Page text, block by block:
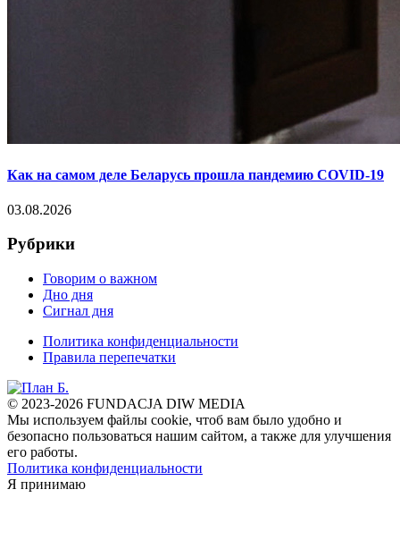
Как на самом деле Беларусь прошла пандемию COVID-19
03.08.2026
Рубрики
Говорим о важном
Дно дня
Сигнал дня
Политика конфиденциальности
Правила перепечатки
© 2023-2026 FUNDACJA DIW MEDIA
Мы используем файлы cookie, чтоб вам было удобно и
безопасно пользоваться нашим сайтом, а также для улучшения
его работы.
Политика конфиденциальности
Я принимаю